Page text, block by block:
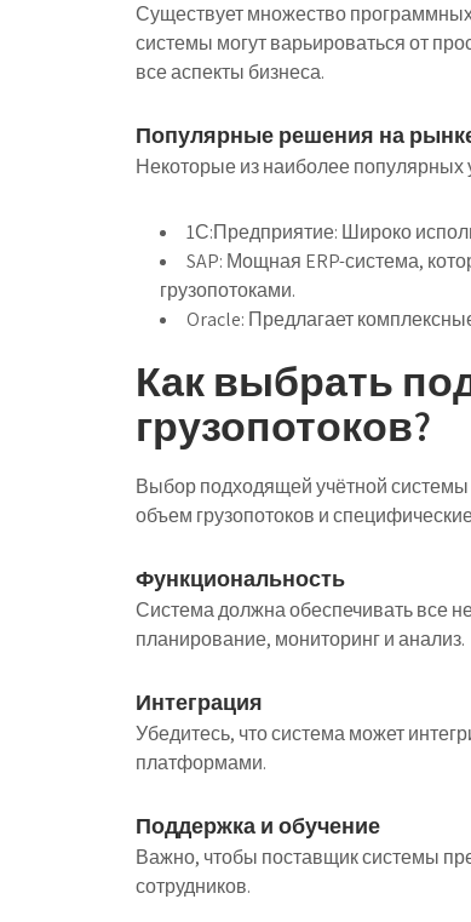
Существует множество
системы могут варьироваться от
все аспекты бизнеса.
Популярные решения на
Некоторые из наиболее популярных
1С:Предприятие: Широко
SAP: Мощная ERP-система,
грузопотоками.
Oracle: Предлагает
Как выбрать
грузопотоков?
Выбор подходящей учётной
объем грузопотоков и
Функциональность
Система должна обеспечивать все
планирование, мониторинг и анализ.
Интеграция
Убедитесь, что система может
платформами.
Поддержка и обучение
Важно, чтобы поставщик системы
сотрудников.